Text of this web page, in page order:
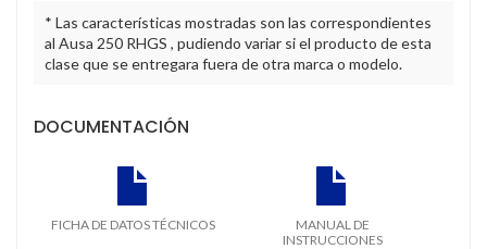
* Las características mostradas son las correspondientes
al Ausa 250 RHGS , pudiendo variar si el producto de esta
clase que se entregara fuera de otra marca o modelo.
DOCUMENTACIÓN
FICHA DE DATOS TÉCNICOS
MANUAL DE
INSTRUCCIONES